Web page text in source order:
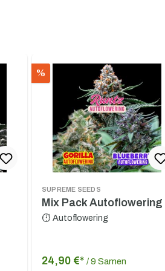
%
SUPREME SEEDS
Mix Pack Autoflowering
⏱ Autoflowering
24,90 €* / 9 Samen